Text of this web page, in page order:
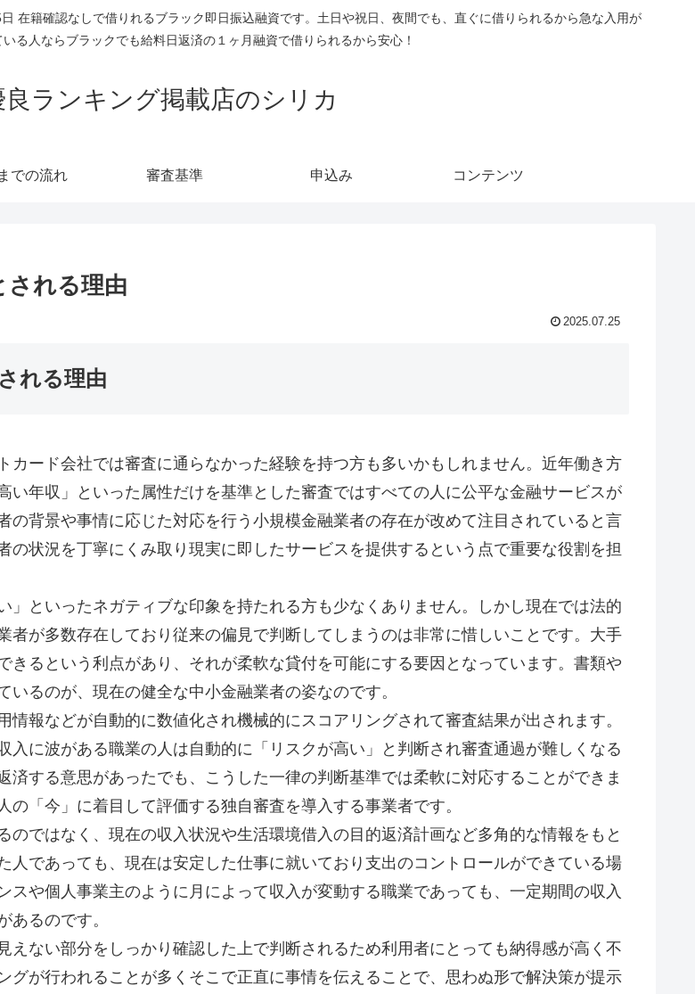
籍確認なしで借りれるブラック即日振込融資です。土日や祝日、夜間でも、直ぐに借りられるから急な入用が
る人ならブラックでも給料日返済の１ヶ月融資で借りられるから安心！
ランキング掲載店のシリカ
での流れ 審査基準 申込み コンテンツ
される理由
2025.07.25
れる理由
ード会社では審査に通らなかった経験を持つ方も多いかもしれません。近年働き方
年収」といった属性だけを基準とした審査ではすべての人に公平な金融サービスが
背景や事情に応じた対応を行う小規模金融業者の存在が改めて注目されていると言
状況を丁寧にくみ取り現実に即したサービスを提供するという点で重要な役割を担
といったネガティブな印象を持たれる方も少なくありません。しかし現在では法的
が多数存在しており従来の偏見で判断してしまうのは非常に惜しいことです。大手
るという利点があり、それが柔軟な貸付を可能にする要因となっています。書類や
るのが、現在の健全な中小金融業者の姿なのです。
報などが自動的に数値化され機械的にスコアリングされて審査結果が出されます。
に波がある職業の人は自動的に「リスクが高い」と判断され審査通過が難しくなる
する意思があったでも、こうした一律の判断基準では柔軟に対応することができま
「今」に着目して評価する独自審査を導入する事業者です。
ではなく、現在の収入状況や生活環境借入の目的返済計画など多角的な情報をもと
であっても、現在は安定した仕事に就いており支出のコントロールができている場
や個人事業主のように月によって収入が変動する職業であっても、一定期間の収入
あるのです。
ない部分をしっかり確認した上で判断されるため利用者にとっても納得感が高く不
が行われることが多くそこで正直に事情を伝えることで、思わぬ形で解決策が提示